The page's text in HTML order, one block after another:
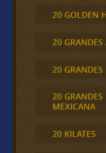
20 GOLDEN
20 GRANDES
20 GRANDES
20
MEXICANA
20 KILATES